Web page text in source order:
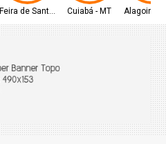
Feira de Santana-BACuiabá - MT